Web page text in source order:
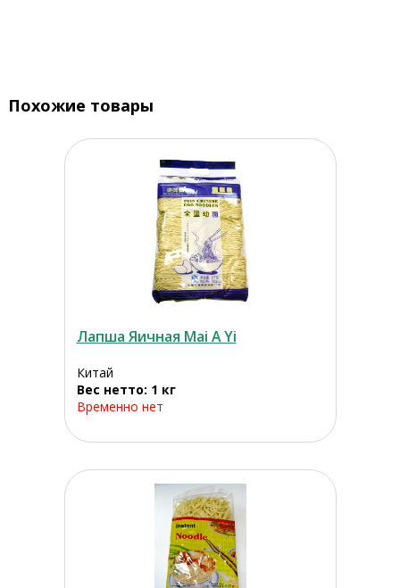
Похожие товары
Лапша Яичная Mai A Yi
Китай
Вес нетто: 1 кг
Временно нет